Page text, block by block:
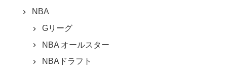
NBA
Gリーグ
NBA オールスター
NBAドラフト